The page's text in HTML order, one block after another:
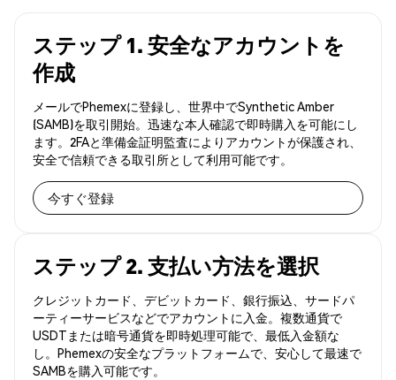
ステップ 1. 安全なアカウントを
作成
メールでPhemexに登録し、世界中でSynthetic Amber
(SAMB)を取引開始。迅速な本人確認で即時購入を可能にし
ます。2FAと準備金証明監査によりアカウントが保護され、
安全で信頼できる取引所として利用可能です。
今すぐ登録
ステップ 2. 支払い方法を選択
クレジットカード、デビットカード、銀行振込、サードパ
ーティーサービスなどでアカウントに入金。複数通貨で
USDTまたは暗号通貨を即時処理可能で、最低入金額な
し。Phemexの安全なプラットフォームで、安心して最速で
SAMBを購入可能です。